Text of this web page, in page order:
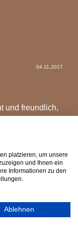
04.11.2017
und freundlich,
platzieren, um unsere
und Ihnen ein
Informationen zu den
Ablehnen